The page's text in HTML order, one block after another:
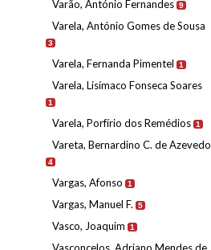
Varão, António Fernandes 9
Varela, António Gomes de Sousa
3
Varela, Fernanda Pimentel 1
Varela, Lisímaco Fonseca Soares
1
Varela, Porfírio dos Remédios 1
Vareta, Bernardino C. de Azevedo
4
Vargas, Afonso 1
Vargas, Manuel F. 5
Vasco, Joaquim 1